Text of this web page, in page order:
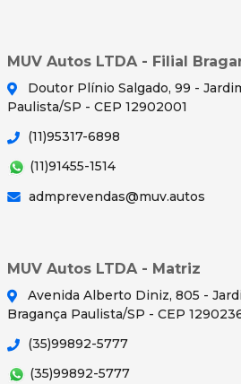
MUV Autos LTDA - Filial
Doutor Plínio Salgado, 99 -
Paulista/SP - CEP 12902001
(11)95317-6898
(11)91455-1514
admprevendas@muv.autos
MUV Autos LTDA - Matriz
Avenida Alberto Diniz, 805 -
Bragança Paulista/SP - CEP
(35)99892-5777
(35)99892-5777